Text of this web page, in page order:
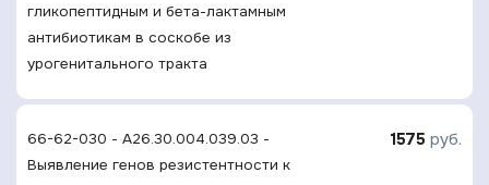
гликопептидным и бета-лактамным
антибиотикам в соскобе из
урогенитального тракта
66-62-030 - A26.30.004.039.03 -
Выявление генов резистентности к
1575 руб.